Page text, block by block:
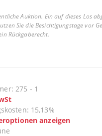
Auktion. Ein auf dieses Los
Sie die Besichtigungstage vor
Rückgaberecht.
: 275 - 1
: 15,13%
anzeigen